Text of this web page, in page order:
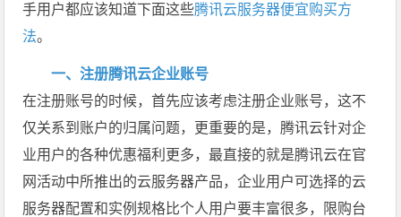
手用户都应该知道下面这些腾讯云服务器便宜购买方
法。
一、注册腾讯云企业账号
在注册账号的时候，首先应该考虑注册企业账号，这不
仅关系到账户的归属问题，更重要的是，腾讯云针对企
业用户的各种优惠福利更多，最直接的就是腾讯云在官
网活动中所推出的云服务器产品，企业用户可选择的云
服务器配置和实例规格比个人用户要丰富很多，限购台